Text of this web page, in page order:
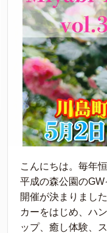
こんにちは。毎年
平成の森公園の
開催が決まりまし
カーをはじめ、ハ
ップ、癒し体験、